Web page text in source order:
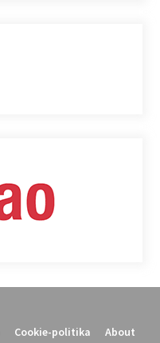
Cookie-politika About